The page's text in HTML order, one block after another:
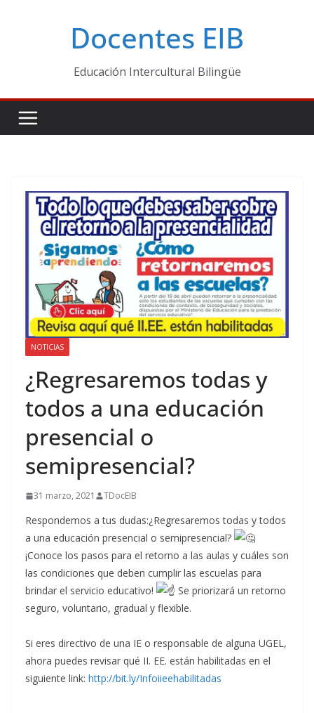
Docentes EIB
Educación Intercultural Bilingüe
NOTICIAS
¿Regresaremos todas y
todos a una educación
presencial o
semipresencial?
31 marzo, 2021 TDocEIB
Respondemos a tus dudas:¿Regresaremos todas y todos
a una educación presencial o semipresencial?
¡Conoce los pasos para el retorno a las aulas y cuáles son
las condiciones que deben cumplir las escuelas para
brindar el servicio educativo!
Se priorizará un retorno
seguro, voluntario, gradual y flexible.
Si eres directivo de una IE o responsable de alguna UGEL,
ahora puedes revisar qué II. EE. están habilitadas en el
siguiente link: http://bit.ly/Infoiieehabilitadas